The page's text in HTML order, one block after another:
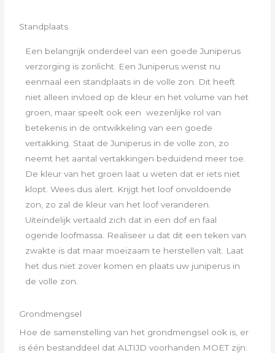
Standplaats
Een belangrijk onderdeel van een goede Juniperus
verzorging is zonlicht. Een Juniperus wenst nu
eenmaal een standplaats in de volle zon. Dit heeft
niet alleen invloed op de kleur en het volume van het
groen, maar speelt ook een wezenlijke rol van
betekenis in de ontwikkeling van een goede
vertakking. Staat de Juniperus in de volle zon, zo
neemt het aantal vertakkingen beduidend meer toe.
De kleur van het groen laat u weten dat er iets niet
klopt. Wees dus alert. Krijgt het loof onvoldoende
zon, zo zal de kleur van het loof veranderen.
Uiteindelijk vertaald zich dat in een dof en faal
ogende loofmassa. Realiseer u dat dit een teken van
zwakte is dat maar moeizaam te herstellen valt. Laat
het dus niet zover komen en plaats uw juniperus in
de volle zon.
Grondmengsel
Hoe de samenstelling van het grondmengsel ook is, er
is één bestanddeel dat ALTIJD voorhanden MOET zijn: